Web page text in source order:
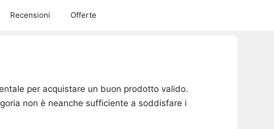
Recensioni Offerte
per acquistare un buon prodotto valido.
non è neanche sufficiente a soddisfare i